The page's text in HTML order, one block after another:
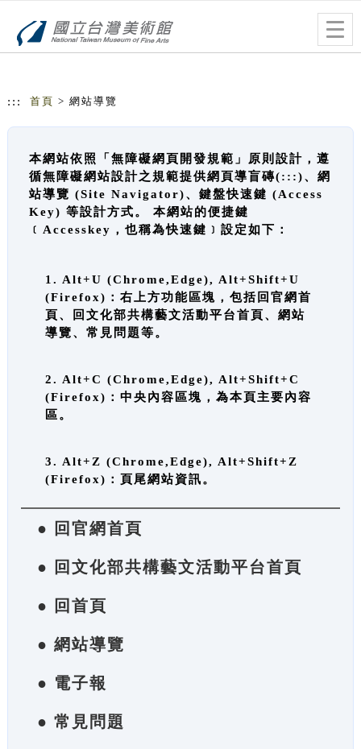
::: 首頁 > 網站導覽
本網站依照「無障礙網頁開發規範」原則設計，遵
循無障礙網站設計之規範提供網頁導盲磚(:::)、網
站導覽 (Site Navigator)、鍵盤快速鍵 (Access
Key) 等設計方式。 本網站的便捷鍵
﹝Accesskey，也稱為快速鍵﹞設定如下：
1. Alt+U (Chrome,Edge), Alt+Shift+U
(Firefox)：右上方功能區塊，包括回官網首
頁、回文化部共構藝文活動平台首頁、網站
導覽、常見問題等。
2. Alt+C (Chrome,Edge), Alt+Shift+C
(Firefox)：中央內容區塊，為本頁主要內容
區。
3. Alt+Z (Chrome,Edge), Alt+Shift+Z
(Firefox)：頁尾網站資訊。
● 回官網首頁
● 回文化部共構藝文活動平台首頁
● 回首頁
● 網站導覽
● 電子報
● 常見問題